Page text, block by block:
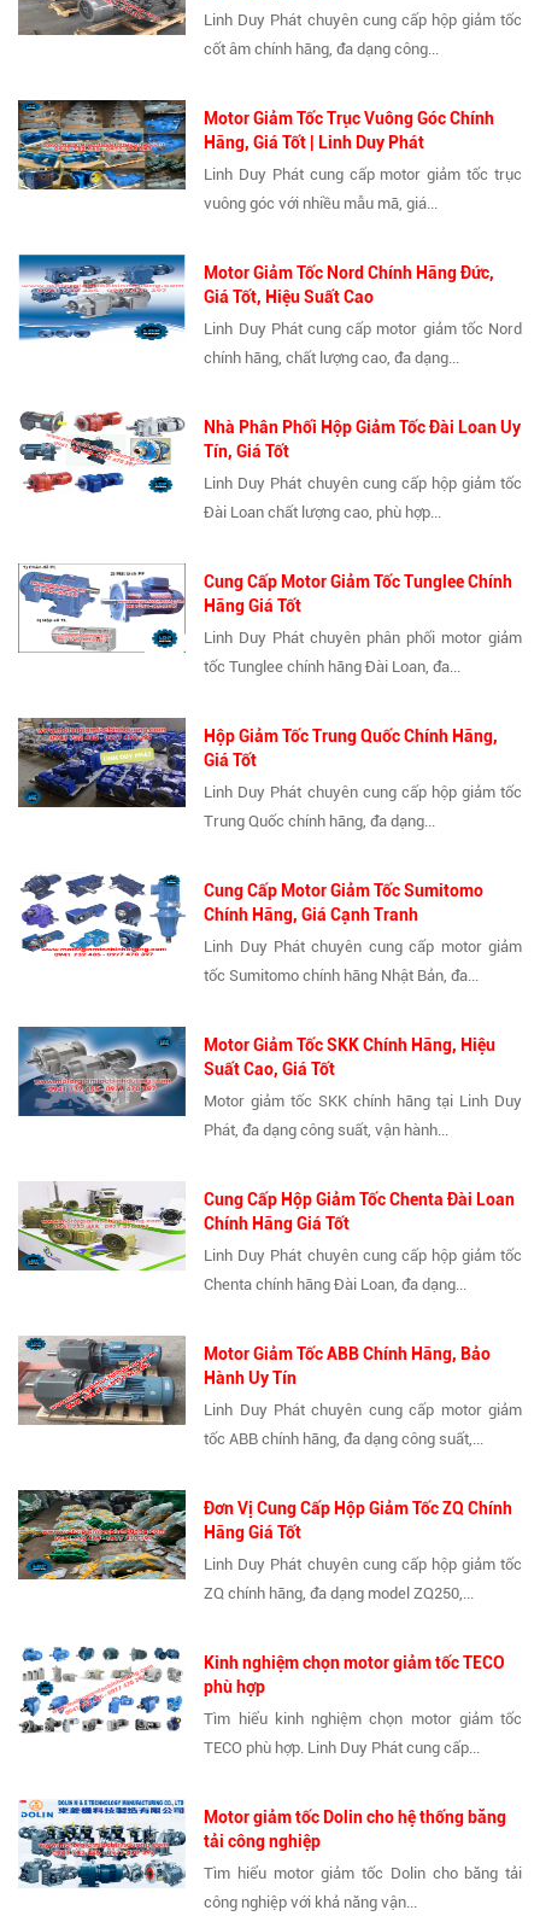
Linh Duy Phát chuyên cung cấp hộp giảm tốc
cốt âm chính hãng, đa dạng công...
Motor Giảm Tốc Trục Vuông Góc Chính
Hãng, Giá Tốt | Linh Duy Phát
Linh Duy Phát cung cấp motor giảm tốc trục
vuông góc với nhiều mẫu mã, giá...
Motor Giảm Tốc Nord Chính Hãng Đức,
Giá Tốt, Hiệu Suất Cao
Linh Duy Phát cung cấp motor giảm tốc Nord
chính hãng, chất lượng cao, đa dạng...
Nhà Phân Phối Hộp Giảm Tốc Đài Loan Uy
Tín, Giá Tốt
Linh Duy Phát chuyên cung cấp hộp giảm tốc
Đài Loan chất lượng cao, phù hợp...
Cung Cấp Motor Giảm Tốc Tunglee Chính
Hãng Giá Tốt
Linh Duy Phát chuyên phân phối motor giảm
tốc Tunglee chính hãng Đài Loan, đa...
Hộp Giảm Tốc Trung Quốc Chính Hãng,
Giá Tốt
Linh Duy Phát chuyên cung cấp hộp giảm tốc
Trung Quốc chính hãng, đa dạng...
Cung Cấp Motor Giảm Tốc Sumitomo
Chính Hãng, Giá Cạnh Tranh
Linh Duy Phát chuyên cung cấp motor giảm
tốc Sumitomo chính hãng Nhật Bản, đa...
Motor Giảm Tốc SKK Chính Hãng, Hiệu
Suất Cao, Giá Tốt
Motor giảm tốc SKK chính hãng tại Linh Duy
Phát, đa dạng công suất, vận hành...
Cung Cấp Hộp Giảm Tốc Chenta Đài Loan
Chính Hãng Giá Tốt
Linh Duy Phát chuyên cung cấp hộp giảm tốc
Chenta chính hãng Đài Loan, đa dạng...
Motor Giảm Tốc ABB Chính Hãng, Bảo
Hành Uy Tín
Linh Duy Phát chuyên cung cấp motor giảm
tốc ABB chính hãng, đa dạng công suất,...
Đơn Vị Cung Cấp Hộp Giảm Tốc ZQ Chính
Hãng Giá Tốt
Linh Duy Phát chuyên cung cấp hộp giảm tốc
ZQ chính hãng, đa dạng model ZQ250,...
Kinh nghiệm chọn motor giảm tốc TECO
phù hợp
Tìm hiểu kinh nghiệm chọn motor giảm tốc
TECO phù hợp. Linh Duy Phát cung cấp...
Motor giảm tốc Dolin cho hệ thống băng
tải công nghiệp
Tìm hiểu motor giảm tốc Dolin cho băng tải
công nghiệp với khả năng vận...